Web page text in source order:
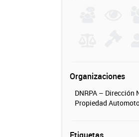
Organizaciones
DNRPA – Dirección
Propiedad